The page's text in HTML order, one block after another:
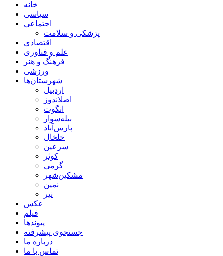
خانه
سیاسی
اجتماعی
پزشکی و سلامت
اقتصادی
علم و فناوری
فرهنگ و هنر
ورزشی
شهرستان‌ها
اردبیل
اصلاندوز
انگوت
بیله‌سوار
پارس‌آباد
خلخال
سرعین
کوثر
گرمی
مشکین‌شهر
نمین
نیر
عکس
فیلم
پیوندها
جستجوی پیشرفته
درباره ما
تماس با ما